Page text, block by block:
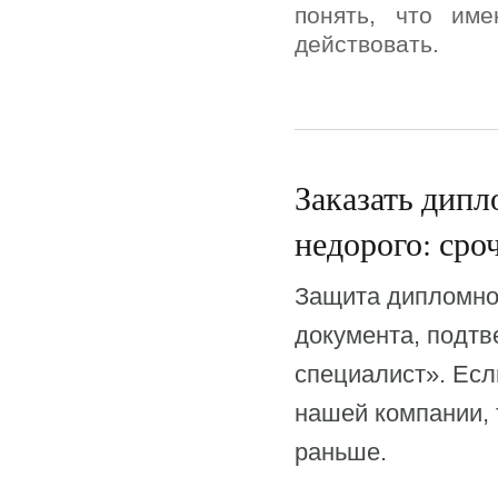
понять, что
действовать.
Заказать
недорого:
Защита
документа,
специалист».
нашей компании,
раньше.